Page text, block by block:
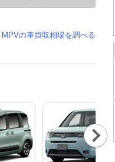
MPVの車買取相場を調べる
Nex
t